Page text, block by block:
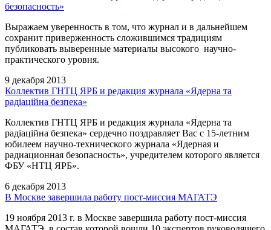
безопасность»
Выражаем уверенность в том, что журнал и в дальнейшем
сохранит приверженность сложившимся традициям
публиковать выверенные материалы высокого научно-
практического уровня.
9 декабря 2013
Коллектив ГНТЦ ЯРБ и редакция журнала «Ядерна та
радіаційна безпека»
Коллектив ГНТЦ ЯРБ и редакция журнала «Ядерна та
радіаційна безпека» сердечно поздравляет Вас с 15-летним
юбилеем научно-технического журнала «Ядерная и
радиационная безопасность», учредителем которого является
ФБУ «НТЦ ЯРБ».
6 декабря 2013
В Москве завершила работу пост-миссия МАГАТЭ
19 ноября 2013 г. в Москве завершила работу пост-миссия